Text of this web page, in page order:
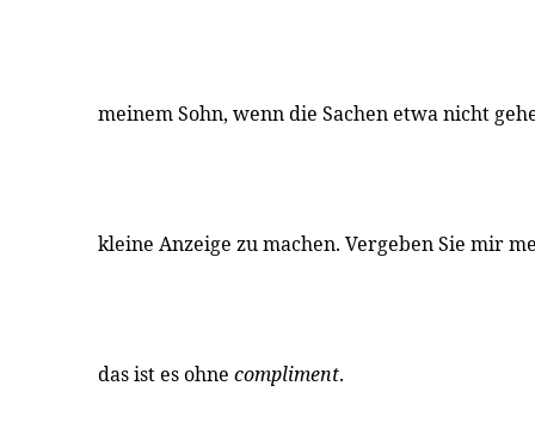
meinem Sohn, wenn die Sachen etwa nicht
kleine Anzeige zu machen. Vergeben Sie mir
das ist es ohne compliment.